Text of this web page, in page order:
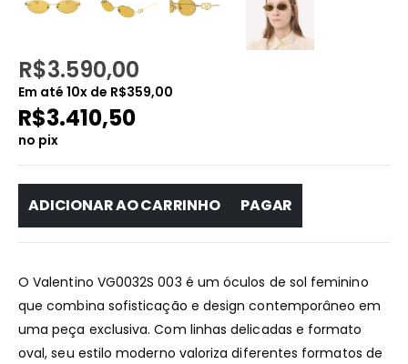
R$3.590,00
Em até 10x de R$359,00
R$3.410,50
no pix
ADICIONAR AO CARRINHO PAGAR
O Valentino VG0032S 003 é um óculos de sol feminino
que combina sofisticação e design contemporâneo em
uma peça exclusiva. Com linhas delicadas e formato
oval, seu estilo moderno valoriza diferentes formatos de